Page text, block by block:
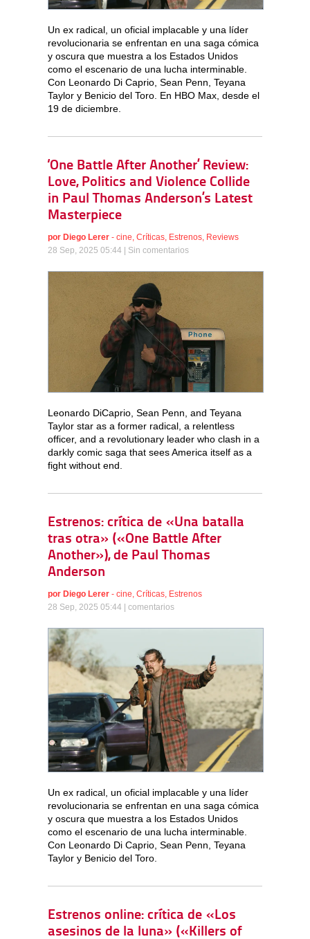
Un ex radical, un oficial implacable y una líder
revolucionaria se enfrentan en una saga cómica
y oscura que muestra a los Estados Unidos
como el escenario de una lucha interminable.
Con Leonardo Di Caprio, Sean Penn, Teyana
Taylor y Benicio del Toro. En HBO Max, desde el
19 de diciembre.
‘One Battle After Another’ Review:
Love, Politics and Violence Collide
in Paul Thomas Anderson’s Latest
Masterpiece
por Diego Lerer - cine Críticas Estrenos Reviews
28 Sep, 2025 05:44 | Sin comentarios
Leonardo DiCaprio, Sean Penn, and Teyana
Taylor star as a former radical, a relentless
officer, and a revolutionary leader who clash in a
darkly comic saga that sees America itself as a
fight without end.
Estrenos: crítica de «Una batalla
tras otra» («One Battle After
Another»), de Paul Thomas
Anderson
por Diego Lerer - cine, Críticas, Estrenos
28 Sep, 2025 05:44 | comentarios
Un ex radical, un oficial implacable y una líder
revolucionaria se enfrentan en una saga cómica
y oscura que muestra a los Estados Unidos
como el escenario de una lucha interminable.
Con Leonardo Di Caprio, Sean Penn, Teyana
Taylor y Benicio del Toro.
Estrenos online: crítica de «Los
asesinos de la luna» («Killers of